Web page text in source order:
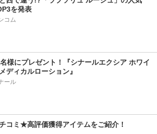
を発表
コム
様にプレゼント！『シナールエクシア ホワイ
ディカルローション』
ール
コミ★高評価獲得アイテムをご紹介！